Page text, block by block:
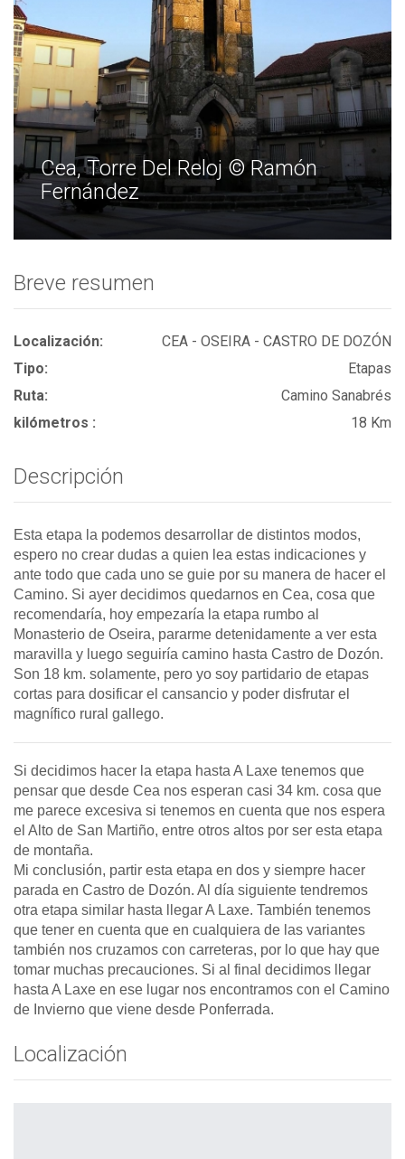
Cea, Torre Del Reloj © Ramón
Fernández
Breve resumen
Localización:
CEA - OSEIRA - CASTRO DE DOZÓN
Tipo:
Etapas
Ruta:
Camino Sanabrés
kilómetros :
18 Km
Descripción
Esta etapa la podemos desarrollar de distintos modos,
espero no crear dudas a quien lea estas indicaciones y
ante todo que cada uno se guie por su manera de hacer el
Camino. Si ayer decidimos quedarnos en Cea, cosa que
recomendaría, hoy empezaría la etapa rumbo al
Monasterio de Oseira, pararme detenidamente a ver esta
maravilla y luego seguiría camino hasta Castro de Dozón.
Son 18 km. solamente, pero yo soy partidario de etapas
cortas para dosificar el cansancio y poder disfrutar el
magnífico rural gallego.
Si decidimos hacer la etapa hasta A Laxe tenemos que
pensar que desde Cea nos esperan casi 34 km. cosa que
me parece excesiva si tenemos en cuenta que nos espera
el Alto de San Martiño, entre otros altos por ser esta etapa
de montaña.
Mi conclusión, partir esta etapa en dos y siempre hacer
parada en Castro de Dozón. Al día siguiente tendremos
otra etapa similar hasta llegar A Laxe. También tenemos
que tener en cuenta que en cualquiera de las variantes
también nos cruzamos con carreteras, por lo que hay que
tomar muchas precauciones. Si al final decidimos llegar
hasta A Laxe en ese lugar nos encontramos con el Camino
de Invierno que viene desde Ponferrada.
Localización